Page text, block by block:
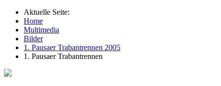
Aktuelle Seite:
Home
Multimedia
Bilder
1. Pausaer Trabantrennen 2005
1. Pausaer Trabantrennen